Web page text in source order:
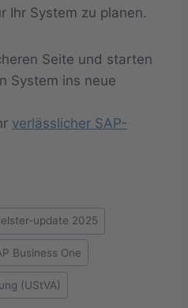
Ihr System zu planen.
Seite und starten
System ins neue
verlässlicher SAP-
elster-update 2025
Business One
(UStVA)